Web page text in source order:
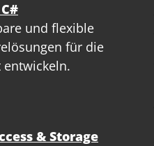
und flexible
für die
entwickeln.
& Storage